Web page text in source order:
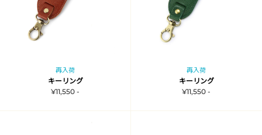
再入荷
キーリング
¥11,550 -
再入荷
キーリング
¥11,550 -